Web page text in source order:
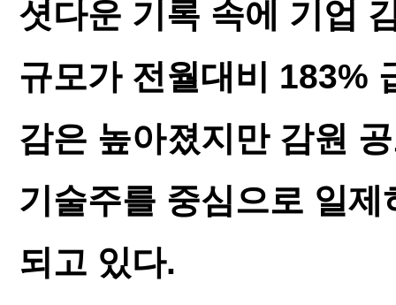
셧다운 기록 속에 기업
규모가 전월대비 183%
감은 높아졌지만 감원
기술주를 중심으로 일
되고 있다.